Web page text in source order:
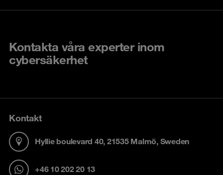
Kontakta våra experter inom
cybersäkerhet
Kontakt
Hyllie boulevard 40, 21535 Malmö, Sweden
+46 10 202 20 13